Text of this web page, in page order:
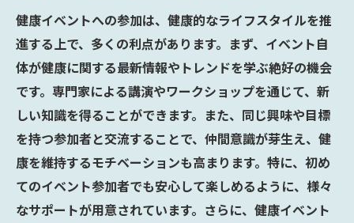
健康イベントへの参加は、健康的なライフスタイルを推
進する上で、多くの利点があります。まず、イベント自
体が健康に関する最新情報やトレンドを学ぶ絶好の機会
です。専門家による講演やワークショップを通じて、新
しい知識を得ることができます。また、同じ興味や目標
を持つ参加者と交流することで、仲間意識が芽生え、健
康を維持するモチベーションも高まります。特に、初め
てのイベント参加者でも安心して楽しめるように、様々
なサポートが用意されています。さらに、健康イベント